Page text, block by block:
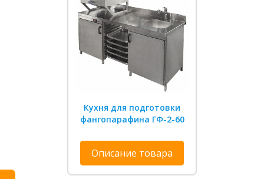
Кухня для подготовки
фангопарафина ГФ-2-60
Описание товара